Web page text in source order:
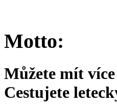
Motto:
Můžete mít
Cestujete